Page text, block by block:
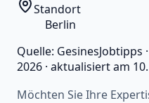
Standort
Berlin
Quelle: GesinesJobtipps ·
2026 · aktualisiert am
Möchten Sie Ihre